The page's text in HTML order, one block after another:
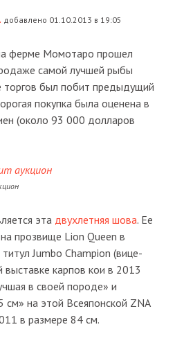
добавлено 01.10.2013 в 19:05
ферме Момотаро прошел
самой лучшей рыбы
торгов был побит предыдущий
покупка была оценена в
(около 93 000 долларов
эта двухлетняя шова. Ее
прозвище Lion Queen в
Jumbo Champion (вице-
выставке карпов кои в 2013
в своей породе» и
на этой Всеяпонской ZNA
в размере 84 см.